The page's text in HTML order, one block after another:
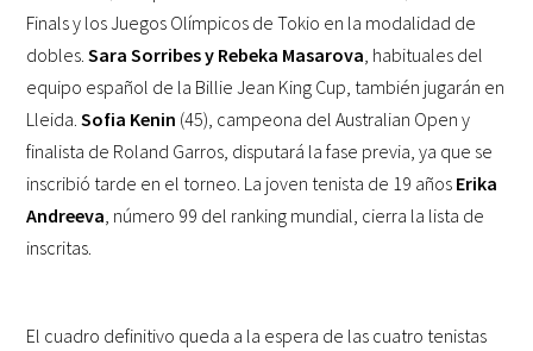
Finals y los Juegos Olímpicos de Tokio en la modalidad de
dobles.Sara Sorribes y Rebeka Masarova , habituales del
equipo español de la Billie Jean King Cup, también jugarán en
Lleida.Sofia Kenin (45), campeona del Australian Open y
finalista de Roland Garros, disputará la fase previa, ya que se
inscribió tarde en el torneo. La joven tenista de 19 años Erika
Andreeva , número 99 del ranking mundial, cierra la lista de
inscritas.
El cuadro definitivo queda a la espera de las cuatro tenistas